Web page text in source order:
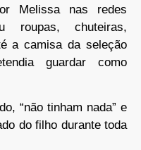
Melissa nas redes
roupas, chuteiras,
a camisa da seleção
guardar como
“não tinham nada” e
do filho durante toda